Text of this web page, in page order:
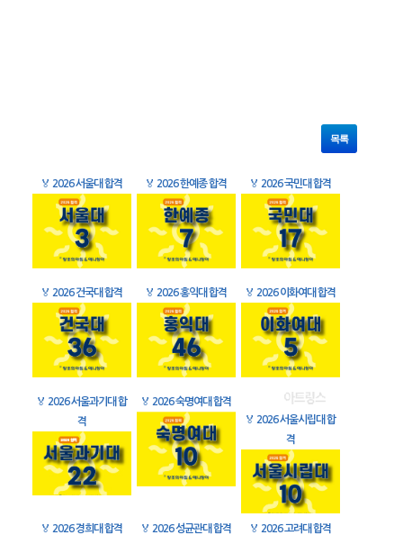
목록
🏅 2026 서울대 합격 🏅 2026 한예종 합격 🏅 2026 국민대 합격
🏅 2026 건국대 합격 🏅 2026 홍익대 합격 🏅 2026 이화여대 합격
🏅 2026 서울과기대 합
격
🏅 2026 숙명여대 합격
🏅 2026 서울시립대 합
격
🏅 2026 경희대 합격 🏅 2026 성균관대 합격 🏅 2026 고려대 합격